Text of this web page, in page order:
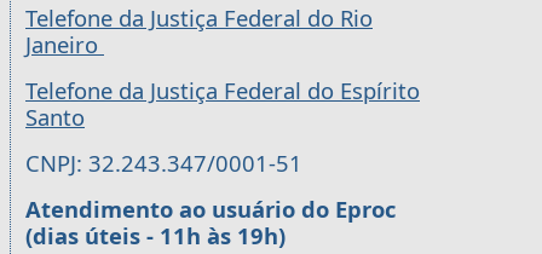
Telefone da Justiça Federal do Rio
Janeiro
Telefone da Justiça Federal do Espírito
Santo
CNPJ: 32.243.347/0001-51
Atendimento ao usuário do Eproc
(dias úteis - 11h às 19h)